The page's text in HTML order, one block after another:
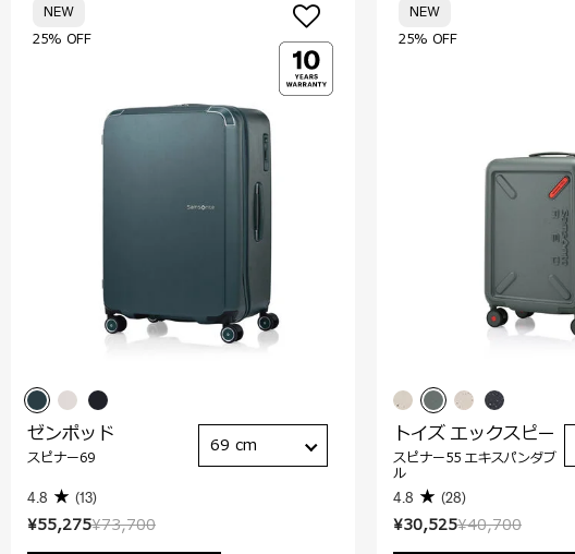
¥73,700
¥55,275
25% OFF
NEW
ゼンポッド
スピナー69
4.8 (13)
69 cm
¥40,700
¥30,525
25% OFF
NEW
トイズ エックスピー
スピナー55 エキスパンダブ
ル
4.8 (28)